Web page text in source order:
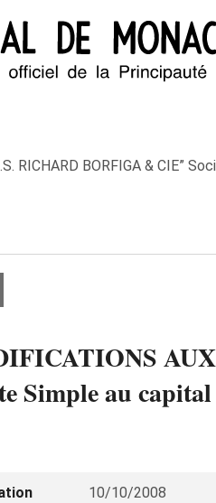
RICHARD BORFIGA & CIE”
au capital
10/10/2008